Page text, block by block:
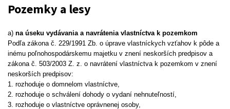
Pozemky a lesy
a) na úseku vydávania a navrátenia vlastníctva k pozemkom
Podľa zákona č. 229/1991 Zb. o úprave vlastníckych vzťahov k pôde a
inému poľnohospodárskemu majetku v znení neskorších predpisov a
zákona č. 503/2003 Z. z. o navrátení vlastníctva k pozemkom v znení
neskorších predpisov:
1. rozhoduje o domnelom vlastníctve,
2. rozhoduje o schválení dohody o vydaní nehnuteľností,
3. rozhoduje o vlastníctve oprávnenej osoby,